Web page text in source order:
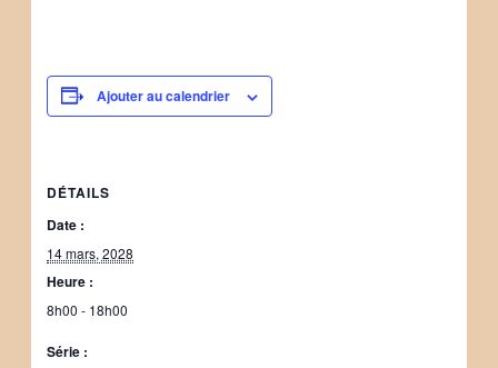
Ajouter au calendrier
DÉTAILS
Date :
14 mars, 2028
Heure :
8h00 - 18h00
Série :